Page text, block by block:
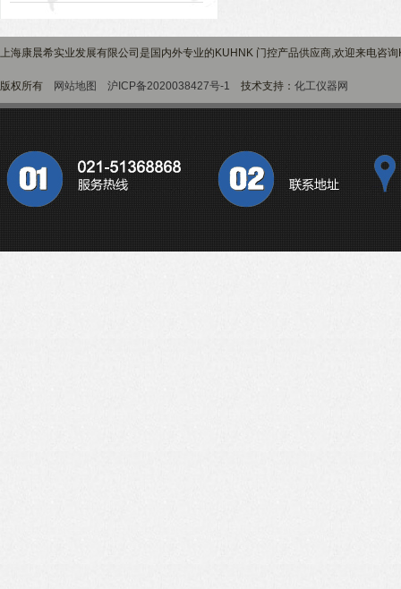
上海康晨希实业发展有限公司是国内外专业的KUHNK 门控产品供应商,欢迎来电咨
版权所有 网站地图 沪ICP备2020038427号-1 技术支持： 化工仪器网